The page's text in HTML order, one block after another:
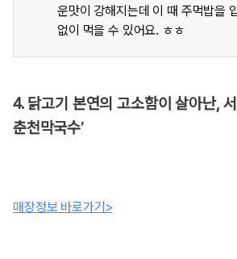
운맛이 강해지는데 이 때 주먹밥을
없이 먹을 수 있어요. ㅎㅎ
4. 닭고기 본연의 고소함이 살아난,
춘천막국수’
매장정보 바로가기>